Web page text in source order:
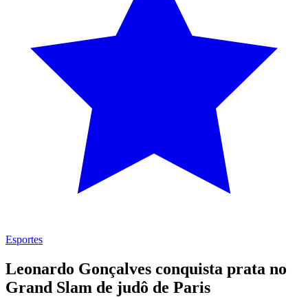
Esportes
Leonardo Gonçalves conquista prata no
Grand Slam de judô de Paris